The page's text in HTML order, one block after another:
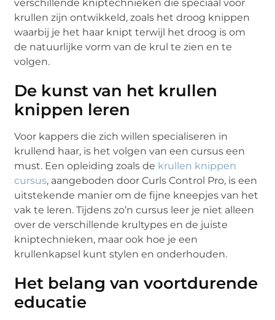
verschillende kniptechnieken die speciaal voor
krullen zijn ontwikkeld, zoals het droog knippen
waarbij je het haar knipt terwijl het droog is om
de natuurlijke vorm van de krul te zien en te
volgen.
De kunst van het krullen
knippen leren
Voor kappers die zich willen specialiseren in
krullend haar, is het volgen van een cursus een
must. Een opleiding zoals de krullen knippen
cursus, aangeboden door Curls Control Pro, is een
uitstekende manier om de fijne kneepjes van het
vak te leren. Tijdens zo’n cursus leer je niet alleen
over de verschillende krultypes en de juiste
kniptechnieken, maar ook hoe je een
krullenkapsel kunt stylen en onderhouden.
Het belang van voortdurende
educatie